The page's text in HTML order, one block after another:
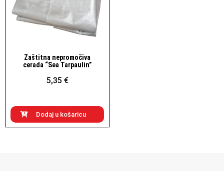
Brzi pogled
Zaštitna nepromočiva
cerada “Sea Tarpaulin”
5,35 €
Dodaj u košaricu